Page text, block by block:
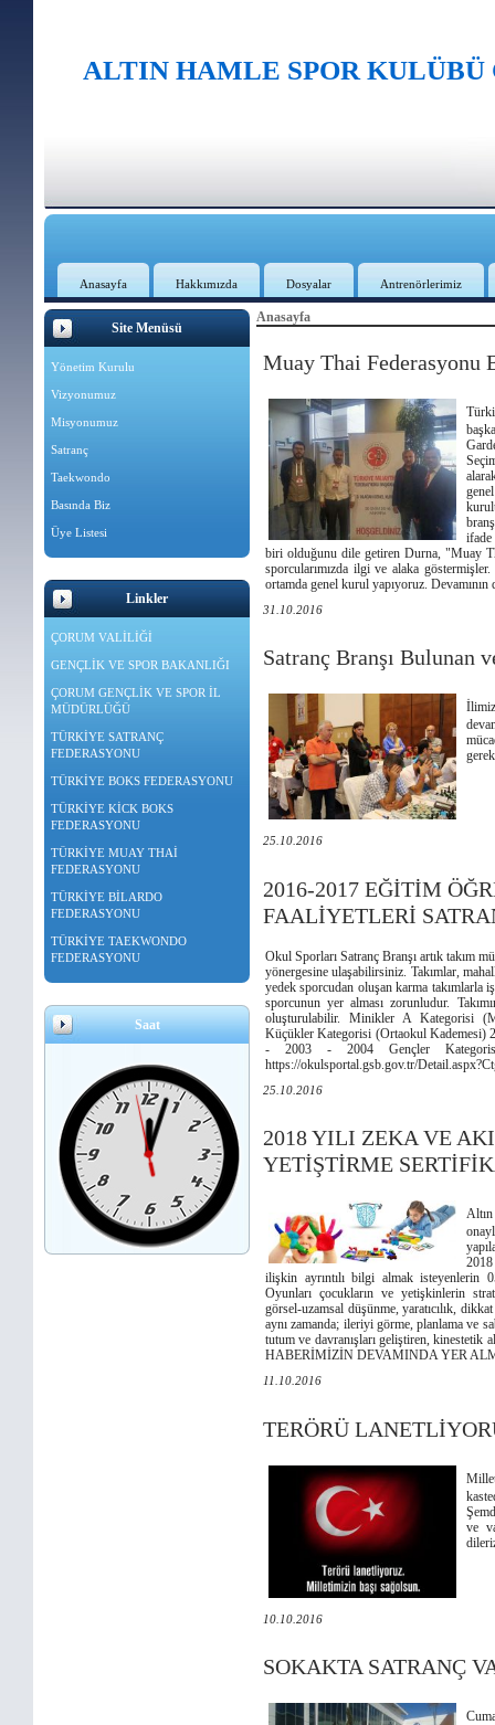
ALTIN HAMLE SPOR KULÜBÜ
Anasayfa Hakkımızda Dosyalar Antrenörlerimiz
Site Menüsü
Yönetim Kurulu
Vizyonumuz
Misyonumuz
Satranç
Taekwondo
Basında Biz
Üye Listesi
Linkler
ÇORUM VALİLİĞİ
GENÇLİK VE SPOR BAKANLIĞI
ÇORUM GENÇLİK VE SPOR İL
MÜDÜRLÜĞÜ
TÜRKİYE SATRANÇ
FEDERASYONU
TÜRKİYE BOKS FEDERASYONU
TÜRKİYE KİCK BOKS
FEDERASYONU
TÜRKİYE MUAY THAİ
FEDERASYONU
TÜRKİYE BİLARDO
FEDERASYONU
TÜRKİYE TAEKWONDO
FEDERASYONU
Saat
Anasayfa
Muay Thai Federasyonu
ifade
biri olduğunu dile getiren Durna, "Muay
sporcularımızda ilgi ve alaka
ortamda genel kurul yapıyoruz.
31.10.2016
Satranç Branşı Bulunan
25.10.2016
2016-2017 EĞİTİM
FAALİYETLERİ
Okul Sporları Satranç Branşı artık takım
yönergesine ulaşabilirsiniz. Takımlar,
yedek sporcudan oluşan karma takımlarla
sporcunun yer alması zorunludur.
oluşturulabilir. Minikler A Kategorisi
Küçükler Kategorisi (Ortaokul Kademesi)
- 2003 - 2004 Gençler
https://okulsportal.gsb.gov.tr/
25.10.2016
2018 YILI ZEKA VE
YETİŞTİRME
ilişkin ayrıntılı bilgi almak isteyenlerin
Oyunları çocukların ve yetişkinlerin
görsel-uzamsal düşünme, yaratıcılık,
aynı zamanda; ileriyi görme, planlama ve
tutum ve davranışları geliştiren,
HABERİMİZİN DEVAMINDA YER
11.10.2016
TERÖRÜ
ve
10.10.2016
SOKAKTA SATRANÇ